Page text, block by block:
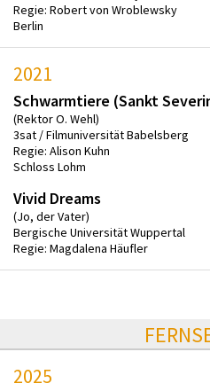
Regie: Robert von Wroblewsky
Berlin
2021
Schwarmtiere (Sankt
(Rektor O. Wehl)
3sat / Filmuniversität Babelsberg
Regie: Alison Kuhn
Schloss Lohm
Vivid Dreams
(Jo, der Vater)
Bergische Universität Wuppertal
Regie: Magdalena Häufler
2025